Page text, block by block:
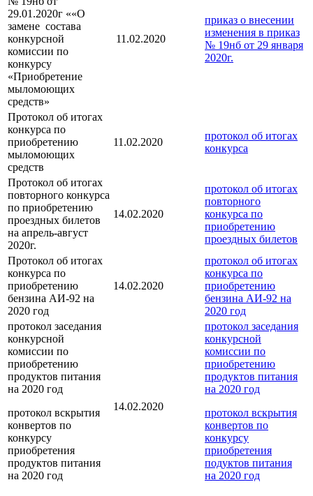
29.01.2020г ««О
замене состава
конкурсной
комиссии по
конкурсу
«Приобретение
мыломоющих
средств»
11.02.2020
приказ о внесении
изменения в приказ
№ 19нб от 29 января
2020г.
Протокол об итогах
конкурса по
приобретению
мыломоющих
средств
11.02.2020
протокол об итогах
конкурса
Протокол об итогах
повторного конкурса
по приобретению
проездных билетов
на апрель-август
2020г.
14.02.2020
протокол об итогах
повторного
конкурса по
приобретению
проездных билетов
Протокол об итогах
конкурса по
приобретению
бензина АИ-92 на
2020 год
14.02.2020
протокол об итогах
конкурса по
приобретению
бензина АИ-92 на
2020 год
протокол заседания
конкурсной
комиссии по
приобретению
продуктов питания
на 2020 год
протокол вскрытия
конвертов по
конкурсу
приобретения
продуктов питания
на 2020 год
14.02.2020
протокол заседания
конкурсной
комиссии по
приобретению
продуктов питания
на 2020 год
протокол вскрытия
конвертов по
конкурсу
приобретения
подуктов питания
на 2020 год